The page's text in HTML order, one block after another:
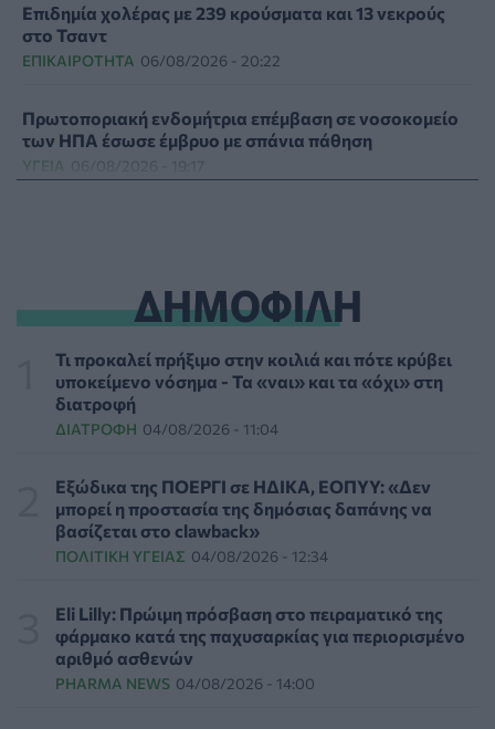
Επιδημία χολέρας με 239 κρούσματα και 13 νεκρούς
στο Τσαντ
ΕΠΙΚΑΙΡΌΤΗΤΑ 06/08/2026 - 20:22
Πρωτοποριακή ενδομήτρια επέμβαση σε νοσοκομείο
των ΗΠΑ έσωσε έμβρυο με σπάνια πάθηση
ΥΓΕΊΑ 06/08/2026 - 19:17
Διαβητική αμφιβληστροειδοπάθεια: «Σιωπηλός»
κίνδυνος για την όραση των ασθενών
HEALTH TALK 06/08/2026 - 17:34
Γιατί οι γιατροί διστάζουν να γράψουν ορμονική
ΥΓΕΊΑ 06/08/2026 - 17:01
Γιαννάκος: Πρωτοφανής πίεση στο Νοσοκομείο
Ζακύνθου - Καταγγέλθηκαν οκτώ βιασμοί γυναικών
Έκτακτα μέτρα και στην Καστοριά κατά της διασποράς
της ευλογιάς των προβάτων
ΕΠΙΚΑΙΡΌΤΗΤΑ 06/08/2026 - 16:16
ΔΗΜΟΦΙΛΗ
Τι προκαλεί πρήξιμο στην κοιλιά και πότε κρύβει
υποκείμενο νόσημα - Τα «ναι» και τα «όχι» στη
διατροφή
ΔΙΑΤΡΟΦΉ 04/08/2026 - 11:04
Εξώδικα της ΠΟΕΡΓΙ σε ΗΔΙΚΑ, ΕΟΠΥΥ: «Δεν
μπορεί η προστασία της δημόσιας δαπάνης να
βασίζεται στο clawback»
ΠΟΛΙΤΙΚΉ ΥΓΕΊΑΣ 04/08/2026 - 12:34
Eli Lilly: Πρώιμη πρόσβαση στο πειραματικό της
φάρμακο κατά της παχυσαρκίας για περιορισμένο
αριθμό ασθενών
PHARMA NEWS 04/08/2026 - 14:00